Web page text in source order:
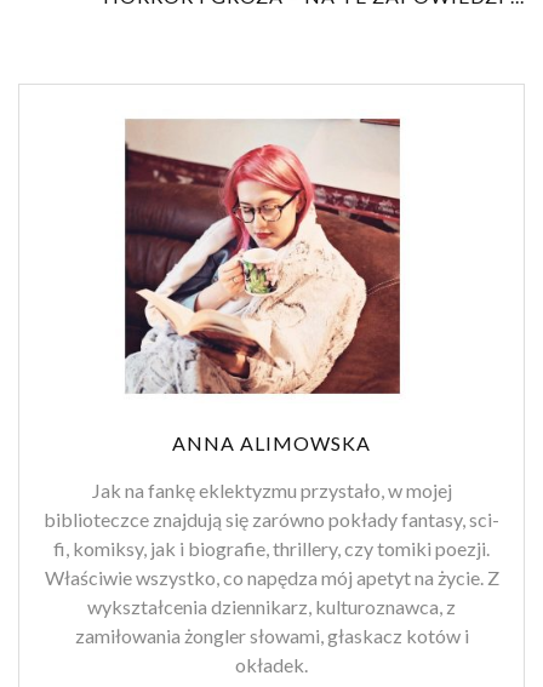
ANNA ALIMOWSKA
Jak na fankę eklektyzmu przystało, w mojej
biblioteczce znajdują się zarówno pokłady fantasy, sci-
fi, komiksy, jak i biografie, thrillery, czy tomiki poezji.
Właściwie wszystko, co napędza mój apetyt na życie. Z
wykształcenia dziennikarz, kulturoznawca, z
zamiłowania żongler słowami, głaskacz kotów i
okładek.